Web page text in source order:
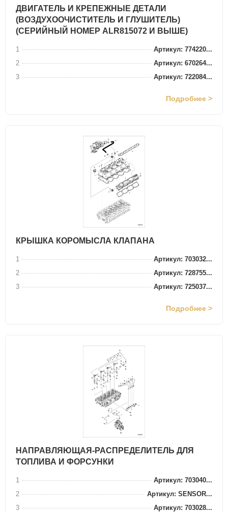
ДВИГАТЕЛЬ И КРЕПЕЖНЫЕ ДЕТАЛИ
(ВОЗДУХООЧИСТИТЕЛЬ И ГЛУШИТЕЛЬ)
(СЕРИЙНЫЙ НОМЕР ALR815072 И ВЫШЕ)
1
Артикул: 774220...
2
Артикул: 670264...
3
Артикул: 722084...
Подробнее >
КРЫШКА КОРОМЫСЛА КЛАПАНА
1
Артикул: 703032...
2
Артикул: 728755...
3
Артикул: 725037...
Подробнее >
НАПРАВЛЯЮЩАЯ-РАСПРЕДЕЛИТЕЛЬ ДЛЯ
ТОПЛИВА И ФОРСУНКИ
1
Артикул: 703040...
2
Артикул: SENSOR...
3
Артикул: 703028...